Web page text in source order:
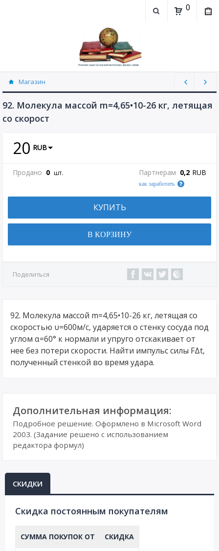
0
Магазин
Физика, химия (рассылаю Doc+PDF) (8689)
92. Молекула массой m=4,65•10-26 кг, летящая
со скорост
20 RUB
Продано 0 шт. Партнерам 0,2 RUB
как заработать
КУПИТЬ
В КОРЗИНУ
Поделиться
92. Молекула массой m=4,65•10-26 кг, летящая со
скоростью υ=600м/с, ударяется о стенку сосуда под
углом α=60° к нормали и упруго отскакивает от
нее без потери скорости. Найти импульс силы FΔt,
полученный стенкой во время удара.
Дополнительная информация:
Подробное решение. Оформлено в Microsoft Word
2003. (Задание решено с использованием
редактора формул)
СКИДКИ
Cкидка постоянным покупателям
СУММА ПОКУПОК ОТ СКИДКА